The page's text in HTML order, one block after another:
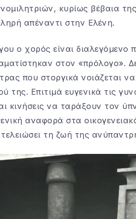
κυρίως βέβαια
απέναντι στην Ελένη.
ο χορός είναι
στον «πρόλογο».
που στοργικά νοιάζεται
της. Επιτιμά ευγενικά τις
κινήσεις να ταράξουν τον
αναφορά στα
τη ζωή της